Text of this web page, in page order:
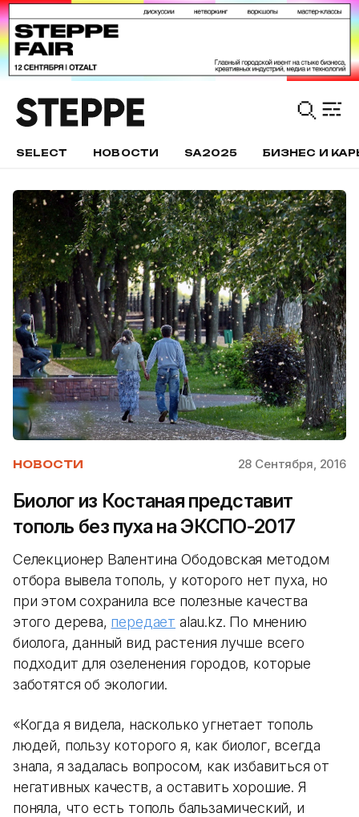
SELECT НОВОСТИ SA2025 БИЗНЕС И
НОВОСТИ 28 Сентября, 2016
Биолог из Костаная представит
тополь без пуха на ЭКСПО-2017
Селекционер Валентина Ободовская методом
отбора вывела тополь, у которого нет пуха, но
при этом сохранила все полезные качества
этого дерева, передает alau.kz. По мнению
биолога, данный вид растения лучше всего
подходит для озеленения городов, которые
заботятся об экологии.
«Когда я видела, насколько угнетает тополь
людей, пользу которого я, как биолог, всегда
знала, я задалась вопросом, как избавиться от
негативных качеств, а оставить хорошие. Я
поняла, что есть тополь бальзамический, и